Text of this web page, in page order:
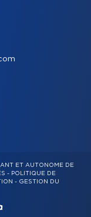
ET AUTONOME DE
- POLITIQUE DE
- GESTION DU